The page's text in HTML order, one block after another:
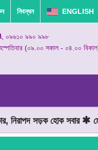
নিবন্ধন ENGLISH
, ০৯৬১০ ৯৯০ ৯৯৮
(০৯.০০ সকাল - ০৪.০০
নিরাপদ সড়ক হোক সবার